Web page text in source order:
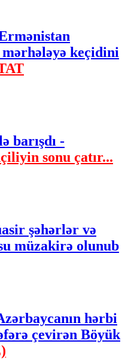
keçidini
barışdı -
sonu çatır...
şəhərlər və
müzakirə olunub
hərbi
çevirən Böyük